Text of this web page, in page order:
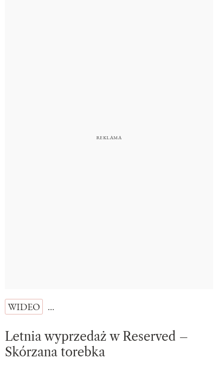
WIDEO …
Letnia wyprzedaż w Reserved –
Skórzana torebka